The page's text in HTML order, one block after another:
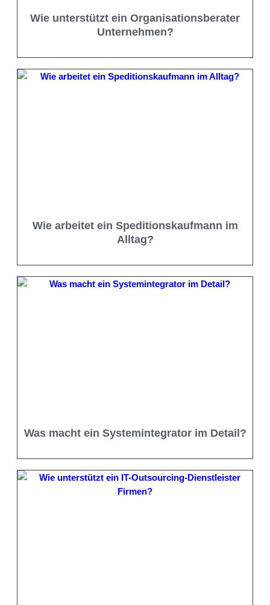
Wie unterstützt ein Organisationsberater
Unternehmen?
Wie arbeitet ein Speditionskaufmann im
Alltag?
Was macht ein Systemintegrator im Detail?